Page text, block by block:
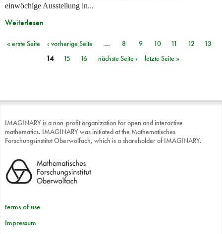
einwöchige Ausstellung in...
Weiterlesen
Seiten
« erste Seite ‹ vorherige Seite … 8 9 10 11 12
13
14
15 16 nächste Seite › letzte Seite »
IMAGINARY is a non-profit organization for open and interactive
mathematics. IMAGINARY was initiated at the Mathematisches
Forschungsinstitut Oberwolfach, which is a shareholder of IMAGINARY.
terms of use
Impressum